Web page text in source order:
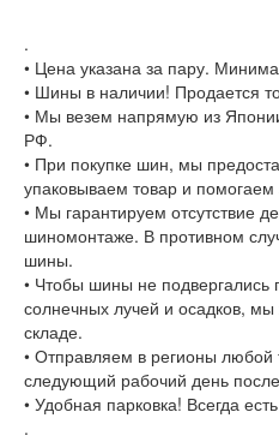
.
• Цена указана за пару.
• Шины в наличии! Продается
• Мы везем напрямую из
РФ.
• При покупке шин, мы
упаковываем товар и помогаем
• Мы гарантируем отсутствие
шиномонтаже. В противном
шины.
• Чтобы шины не подвергались
солнечных лучей и осадков,
складе.
• Отправляем в регионы
следующий рабочий день
• Удобная парковка! Всегда
.